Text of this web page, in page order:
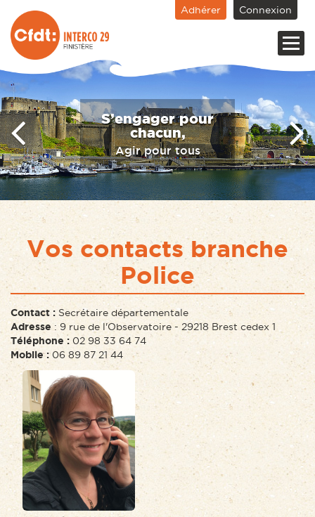
Adhérer Connexion
chacun,
Agir pour tous
Vos contacts branche
Police
Contact : Secrétaire départementale
Adresse : 9 rue de l'Observatoire - 29218 Brest cedex 1
Téléphone : 02 98 33 64 74
Mobile :06 89 87 21 44